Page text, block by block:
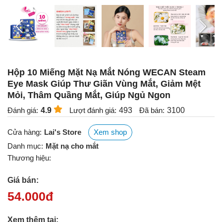
Hộp 10 Miếng Mặt Nạ Mắt Nóng WECAN Steam
Eye Mask Giúp Thư Giãn Vùng Mắt, Giảm Mệt
Mỏi, Thâm Quầng Mắt, Giúp Ngủ Ngon
Đánh giá: 4.9 Lượt đánh giá: 493 Đã bán: 3100
Cửa hàng: Lai's Store
Xem shop
Danh mục: Mặt nạ cho mắt
Thương hiệu:
Giá bán:
54.000đ
Xem thêm tại: